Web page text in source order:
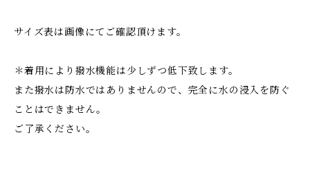
サイズ表は画像にてご確認頂けます。
＊着用により撥水機能は少しずつ低下致します。
また撥水は防水ではありませんので、完全に水の浸入を防ぐ
ことはできません。
ご了承ください。